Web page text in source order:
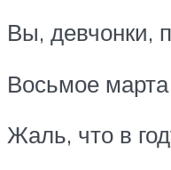
Вы, девчонки,
Восьмое
Жаль, что в